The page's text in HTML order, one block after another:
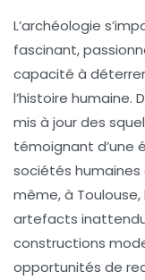
L’archéologie
fascinant,
capacité à déterrer
l’histoire humaine.
mis à jour des
témoignant d’une
sociétés
même, à Toulouse
artefacts
constructions
opportunités de